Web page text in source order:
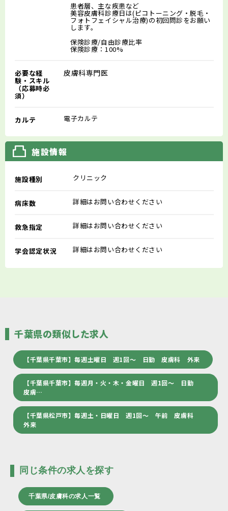
患者層、主な疾患など
美容皮膚科診療日は(ピコトーニング・脱毛・
フォトフェイシャル治療)の初回問診をお願い
します。
保険診療/自由診療比率
保険診療：100%
必要な経
験・スキル
（応募時必
須）
皮膚科専門医
カルテ 電子カルテ
施設情報
施設種別 クリニック
病床数 詳細はお問い合わせください
救急指定 詳細はお問い合わせください
学会認定状況 詳細はお問い合わせください
千葉県の類似した求人
【千葉県千葉市】毎週土曜日 週1回～ 日勤 皮膚科 外来
【千葉県千葉市】毎週月・火・木・金曜日 週1回～ 日勤
皮膚…
【千葉県松戸市】毎週土・日曜日 週1回～ 午前 皮膚科
外来
同じ条件の求人を探す
千葉県/皮膚科の求人一覧